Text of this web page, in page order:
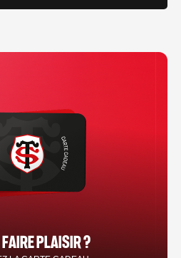
FAIRE PLAISIR ?